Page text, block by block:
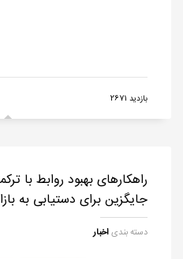
بازدید 2671
راهکارهای بهبود روابط با
جایگزین برای دستیابی به
دسته بندیاخبار